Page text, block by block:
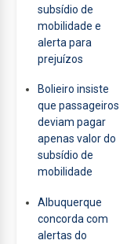
subsídio de
mobilidade e
alerta para
prejuízos
Bolieiro insiste
que passageiros
deviam pagar
apenas valor do
subsídio de
mobilidade
Albuquerque
concorda com
alertas do